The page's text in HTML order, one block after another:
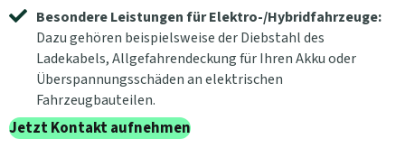
Besondere Leistungen für Elektro-/Hybridfahrzeuge:
Dazu gehören beispielsweise der Diebstahl des
Ladekabels, Allgefahrendeckung für Ihren Akku oder
Überspannungsschäden an elektrischen
Fahrzeugbauteilen.
Jetzt Kontakt aufnehmen